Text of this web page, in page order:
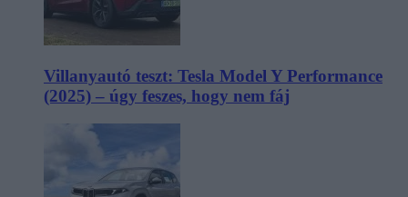
Villanyautó teszt: Tesla Model Y Performance
(2025) – úgy feszes, hogy nem fáj